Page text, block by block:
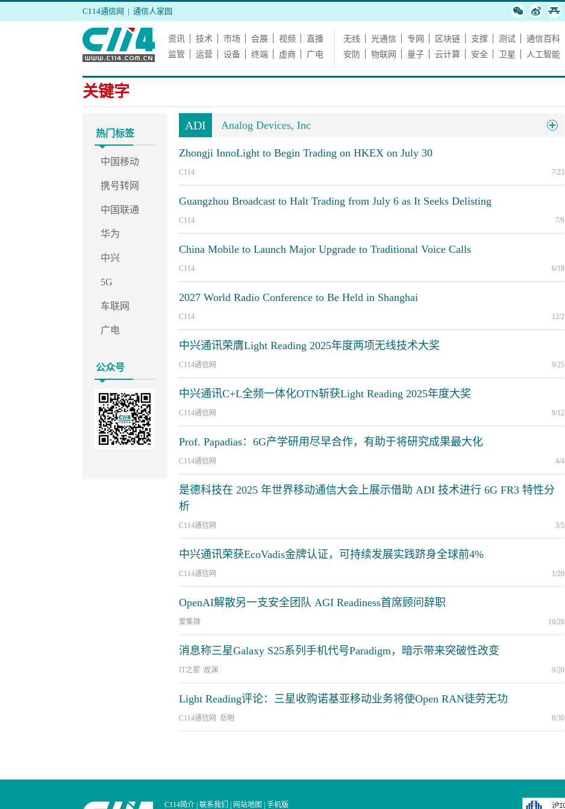
C114通信网 | 通信人家园
资讯 技术 市场 会展 视频
直播
监管
运营 设备 终端 虚商 广电
无线 光通信 专网 区块链 支撑 测试
通信百科
安防
物联网 量子 云计算 安全 卫星 人工智能
关键字
热门标签
中国移动
携号转网
中国联通
华为
中兴
5G
车联网
广电
公众号
ADI Analog Devices, Inc
Zhongji InnoLight to Begin Trading on HKEX on July 30
C114 7/23
Guangzhou Broadcast to Halt Trading from July 6 as It Seeks Delisting
C114 7/9
China Mobile to Launch Major Upgrade to Traditional Voice Calls
C114 6/18
2027 World Radio Conference to Be Held in Shanghai
C114 12/2
中兴通讯荣膺Light Reading 2025年度两项无线技术大奖
C114通信网 9/25
中兴通讯C+L全频一体化OTN斩获Light Reading 2025年度大奖
C114通信网 9/12
Prof. Papadias：6G产学研用尽早合作，有助于将研究成果最大化
C114通信网 4/4
是德科技在 2025 年世界移动通信大会上展示借助 ADI 技术进行 6G FR3 特性分
析
C114通信网 3/5
中兴通讯荣获EcoVadis金牌认证，可持续发展实践跻身全球前4%
C114通信网 1/20
OpenAI解散另一支安全团队 AGI Readiness首席顾问辞职
爱集微 10/28
消息称三星Galaxy S25系列手机代号Paradigm，暗示带来突破性改变
IT之家 故渊 9/20
Light Reading评论：三星收购诺基亚移动业务将使Open RAN徒劳无功
C114通信网 岳明 8/30
C114简介 联系我们 网站地图 手机版